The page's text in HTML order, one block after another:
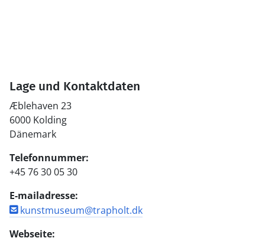
Lage und Kontaktdaten
Æblehaven 23
6000 Kolding
Dänemark
Telefonnummer:
+45 76 30 05 30
E-mailadresse:
kunstmuseum@trapholt.dk
Webseite: